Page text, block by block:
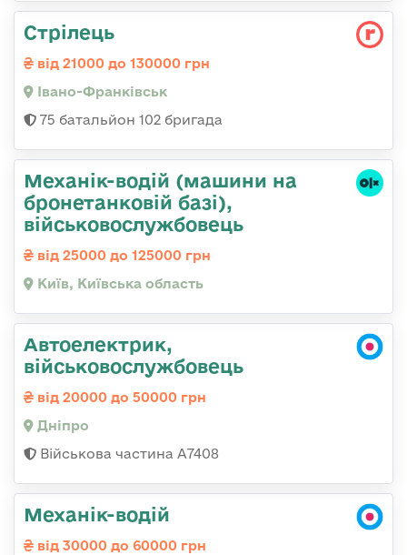
Стрілець
від 21000 до 130000 грн
Івано-Франківськ
75 батальйон 102 бригада
Механік-водій (машини на
бронетанковій базі),
військовослужбовець
від 25000 до 125000 грн
Київ, Київська область
Автоелектрик,
військовослужбовець
від 20000 до 50000 грн
Дніпро
Військова частина А7408
Механік-водій
від 30000 до 60000 грн